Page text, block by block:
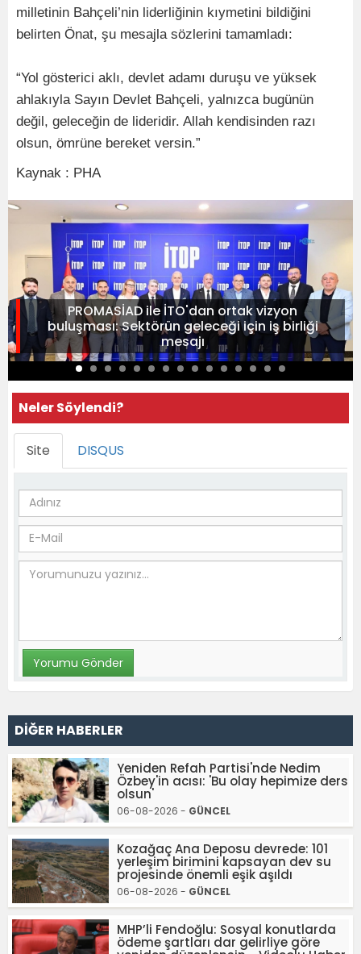
milletinin Bahçeli’nin liderliğinin kıymetini bildiğini
belirten Önat, şu mesajla sözlerini tamamladı:
“Yol gösterici aklı, devlet adamı duruşu ve yüksek
ahlakıyla Sayın Devlet Bahçeli, yalnızca bugünün
değil, geleceğin de lideridir. Allah kendisinden razı
olsun, ömrüne bereket versin.”
Kaynak : PHA
PROMASİAD ile İTO'dan ortak vizyon
buluşması: Sektörün geleceği için iş birliği
mesajı
Neler Söylendi?
Site DISQUS
DİĞER HABERLER
Yeniden Refah Partisi'nde Nedim
Özbey'in acısı: 'Bu olay hepimize ders
olsun'
06-08-2026 - GÜNCEL
Kozağaç Ana Deposu devrede: 101
yerleşim birimini kapsayan dev su
projesinde önemli eşik aşıldı
06-08-2026 - GÜNCEL
MHP’li Fendoğlu: Sosyal konutlarda
ödeme şartları dar gelirliye göre